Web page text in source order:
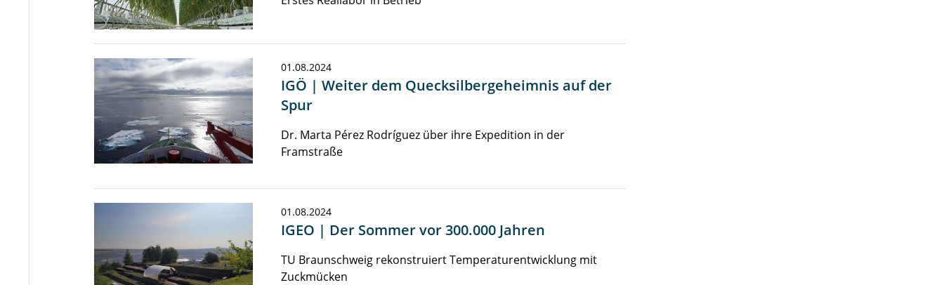
01.08.2024
IGÖ | Weiter dem Quecksilbergeheimnis auf der
Spur
Dr. Marta Pérez Rodríguez über ihre Expedition in der
Framstraße
01.08.2024
IGEO | Der Sommer vor 300.000 Jahren
TU Braunschweig rekonstruiert Temperaturentwicklung mit
Zuckmücken